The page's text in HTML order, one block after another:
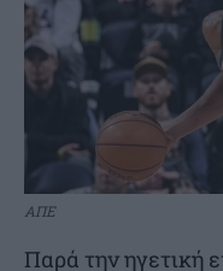
ΑΠΕ
Παρά την ηγετική